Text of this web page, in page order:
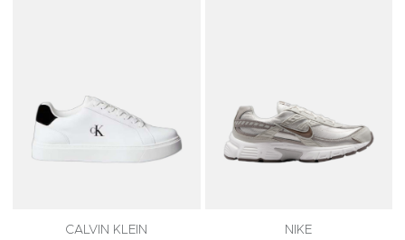
CALVIN KLEIN
NIKE